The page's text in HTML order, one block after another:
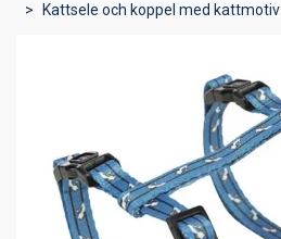
Kattsele och koppel med kattmotiv